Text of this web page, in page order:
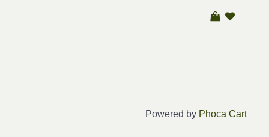
Powered by Phoca Cart